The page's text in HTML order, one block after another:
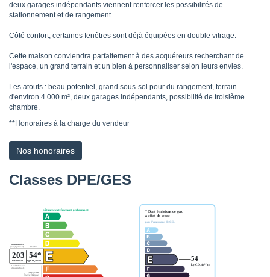
deux garages indépendants viennent renforcer les possibilités de
stationnement et de rangement.
Côté confort, certaines fenêtres sont déjà équipées en double vitrage.
Cette maison conviendra parfaitement à des acquéreurs recherchant de
l'espace, un grand terrain et un bien à personnaliser selon leurs envies.
Les atouts : beau potentiel, grand sous-sol pour du rangement, terrain
d'environ 4 000 m², deux garages indépendants, possibilité de troisième
chambre.
**Honoraires à la charge du vendeur
Nos honoraires
Classes DPE/GES